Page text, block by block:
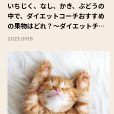
いちじく、なし、かき、ぶどうの
中で、ダイエットコーチおすすめ
の果物はどれ？～ダイエットチョ
イス～
2023.09.18